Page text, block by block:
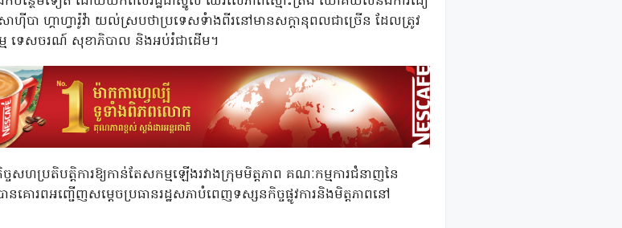
ហ៊ីបា ហ្គាហ្វារ៉ូវ៉ា យល់ស្របថាប្រទេសទំាងពីរនៅមានសក្តានុពលជាច្រើន ដែលត្រូវ
ម ទេសចរណ៍ សុខាភិបាល និងអប់រំជាដើម។
សហប្រតិបត្តិការឱ្យកាន់តែសកម្មឡើងរវាងក្រុមមិត្តភាព គណៈកម្មការជំនាញនៃ
គោរពអញ្ជើញសម្តេចប្រធានរដ្ឋសភាបំពេញទស្សនកិច្ចផ្លូវការនិងមិត្តភាពនៅ